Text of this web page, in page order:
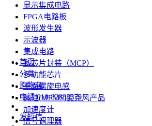
显示集成电路
FPGA电路板
波形发生器
示波器
集成电路
多芯片封装（MCP）
多功能芯片
平面螺旋电感
微硅(MEMS)麦克风产品
加速度计
信号调理器
首页
分类
购物车
电话 010-82888379
发短信